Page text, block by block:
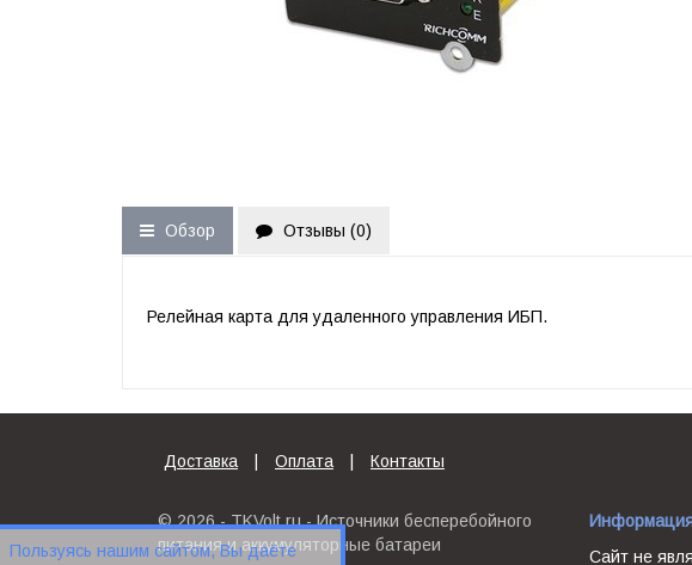
Обзор Отзывы (0)
Релейная карта для удаленного управления ИБП.
Доставка Оплата Контакты
© 2026 - TKVolt.ru - Источники бесперебойного
питания и аккумуляторные батареи
Сайт не
Пользуясь нашим сайтом, Вы даёте